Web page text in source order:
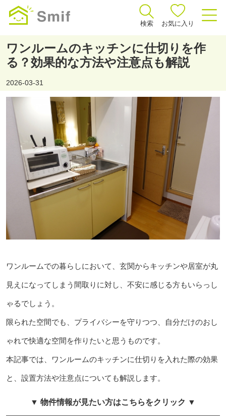
検索 お気に入り
ワンルームのキッチンに仕切りを作
る？効果的な方法や注意点も解説
2026-03-31
ワンルームでの暮らしにおいて、玄関からキッチンや居室が丸
見えになってしまう間取りに対し、不安に感じる方もいらっし
ゃるでしょう。
限られた空間でも、プライバシーを守りつつ、自分だけのおし
ゃれで快適な空間を作りたいと思うものです。
本記事では、ワンルームのキッチンに仕切りを入れた際の効果
と、設置方法や注意点についても解説します。
▼ 物件情報が見たい方はこちらをクリック ▼